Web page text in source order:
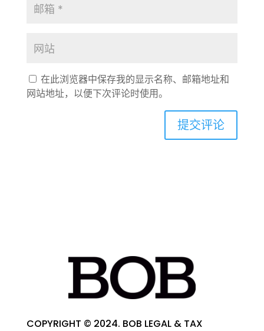
在此浏览器中保存我的显示名称、邮箱地址和
网站地址，以便下次评论时使用。
COPYRIGHT © 2024. BOB LEGAL & TAX